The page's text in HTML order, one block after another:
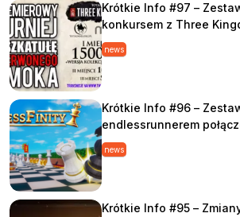
Krótkie Info #97 –
konkursem z Three
news
Krótkie Info #96 –
endlessrunnerem
news
Krótkie Info #95 –